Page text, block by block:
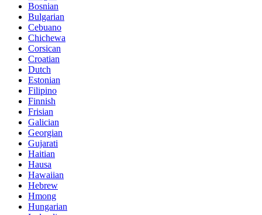
Bosnian
Bulgarian
Cebuano
Chichewa
Corsican
Croatian
Dutch
Estonian
Filipino
Finnish
Frisian
Galician
Georgian
Gujarati
Haitian
Hausa
Hawaiian
Hebrew
Hmong
Hungarian